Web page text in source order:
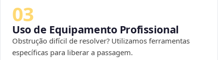
03
Uso de Equipamento Profissional
Obstrução difícil de resolver? Utilizamos ferramentas
específicas para liberar a passagem.